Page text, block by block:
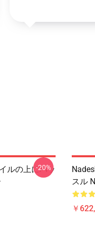
ルの上にハッ
-20%
スル
￥